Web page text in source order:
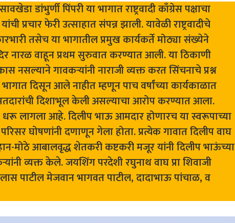
डांभुर्णी पिंपरी या भागात राष्ट्रवादी काँग्रेस पक्षाचा
प्रचार फेरी उत्साहात संपन्न झाली. यावेळी राष्ट्रवादीचे
तसेच या भागातील प्रमुख कार्यकर्ते मोठ्या संख्येने
नारळ वाहून प्रथम सुरुवात करण्यात आली. या ठिकाणी
नसल्याने गावकऱ्यांनी नाराजी व्यक्त करत सिंचनाचे प्रश्न
दिसून आले नाहीत म्हणून पाच वर्षांच्या कार्यकाळात
दिशाभूल केली असल्याचा आरोप करण्यात आला.
धरू लागला आहे. दिलीप भाऊ आमदार होणारच या स्वरूपाच्या
घोषणांनी दणाणून गेला होता. प्रत्येक गावात दिलीप वाघ
मोठे आबालवृद्ध शेतकरी कष्टकरी मजूर यांनी दिलीप भाऊंच्या
व्यक्त केले. जयशिंग परदेशी रघुनाथ वाघ प्रा शिवाजी
पाटील मेजवान भागवत पाटील, दादाभाऊ पांचाळ, व